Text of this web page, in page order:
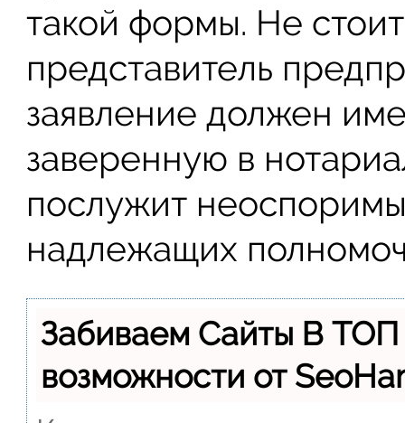
такой формы. Не стоит
представитель
заявление должен
заверенную в
послужит
надлежащих
Забиваем Сайты В
возможности от